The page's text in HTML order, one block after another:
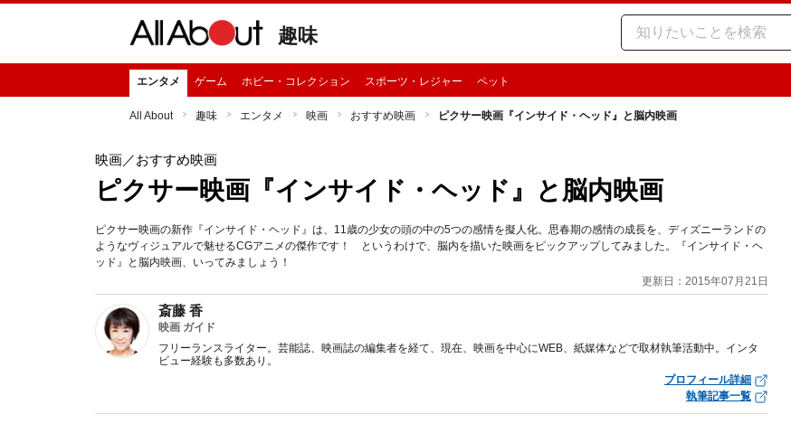
趣味
エンタメ ゲーム ホビー・コレクション スポーツ・レジャー ペット
All About 趣味 エンタメ 映画 おすすめ映画 ピクサー映画『インサイド・ヘッド』と脳内映画
映画／おすすめ映画
ピクサー映画『インサイド・ヘッド』と脳内映画
ピクサー映画の新作『インサイド・ヘッド』は、11歳の少女の頭の中の5つの感情を擬人化。思春期の感情の成長を、ディズニーランドの
ようなヴィジュアルで魅せるCGアニメの傑作です！ というわけで、脳内を描いた映画をピックアップしてみました。『インサイド・ヘ
ッド』と脳内映画、いってみましょう！
更新日：2015年07月21日
斎藤 香
映画 ガイド
フリーランスライター。芸能誌、映画誌の編集者を経て、現在、映画を中心にWEB、紙媒体などで取材執筆活動中。インタ
ビュー経験も多数あり。
プロフィール詳細
執筆記事一覧